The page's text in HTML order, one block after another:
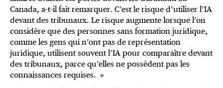
Canada, a-t-il fait remarquer. C’est le risque d’utiliser l’IA
devant des tribunaux. Le risque augmente lorsque l’on
considère que des personnes sans formation juridique,
comme les gens qui n’ont pas de représentation
juridique, utilisent souvent l’IA pour comparaître devant
des tribunaux, parce qu’elles ne possèdent pas les
connaissances requises. »